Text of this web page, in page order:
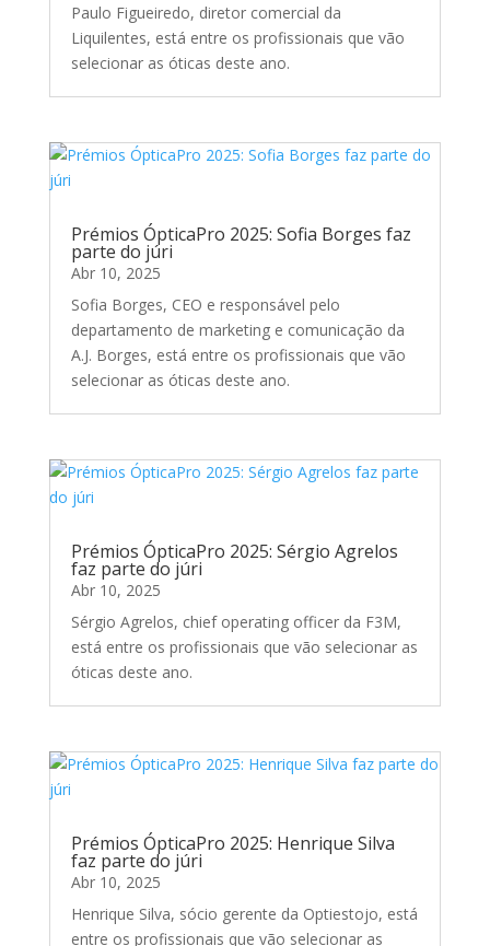
Paulo Figueiredo, diretor comercial da
Liquilentes, está entre os profissionais que vão
selecionar as óticas deste ano.
Prémios ÓpticaPro 2025: Sofia Borges faz
parte do júri
Abr 10, 2025
Sofia Borges, CEO e responsável pelo
departamento de marketing e comunicação da
A.J. Borges, está entre os profissionais que vão
selecionar as óticas deste ano.
Prémios ÓpticaPro 2025: Sérgio Agrelos
faz parte do júri
Abr 10, 2025
Sérgio Agrelos, chief operating officer da F3M,
está entre os profissionais que vão selecionar as
óticas deste ano.
Prémios ÓpticaPro 2025: Henrique Silva
faz parte do júri
Abr 10, 2025
Henrique Silva, sócio gerente da Optiestojo, está
entre os profissionais que vão selecionar as